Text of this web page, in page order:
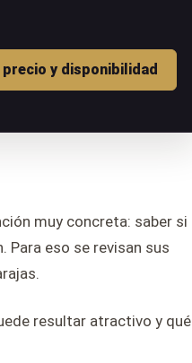
y disponibilidad
muy concreta: saber si
eso se revisan sus
resultar atractivo y qué